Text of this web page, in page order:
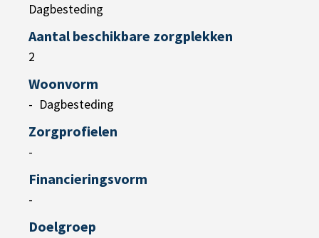
Dagbesteding
Aantal beschikbare zorgplekken
2
Woonvorm
Dagbesteding
Zorgprofielen
-
Financieringsvorm
-
Doelgroep